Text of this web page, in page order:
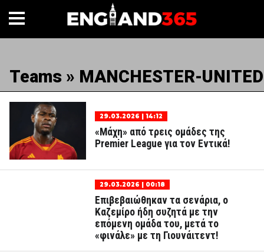
Teams » MANCHESTER-UNITED
29.03.2026 | 14:12
«Μάχη» από τρεις ομάδες της
Premier League για τον Εντικά!
29.03.2026 | 00:18
Επιβεβαιώθηκαν τα σενάρια, ο
Καζεμίρο ήδη συζητά με την
επόμενη ομάδα του, μετά το
«φινάλε» με τη Γιουνάιτεντ!